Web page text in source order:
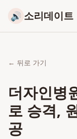
🔊 소리데이트
← 뒤로 가기
더자인병
로 승격,
공